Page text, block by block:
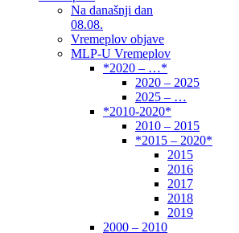
Na današnji dan
08.08.
Vremeplov objave
MLP-U Vremeplov
*2020 – …*
2020 – 2025
2025 – …
*2010-2020*
2010 – 2015
*2015 – 2020*
2015
2016
2017
2018
2019
2000 – 2010